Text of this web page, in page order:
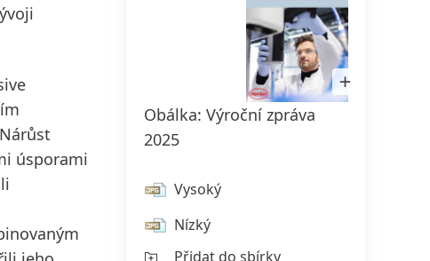
úsporami
Otevřít
obrázek
v
Obálka: Výroční zpráva
2025
Vysoký
Nízký
Přidat do sbírky